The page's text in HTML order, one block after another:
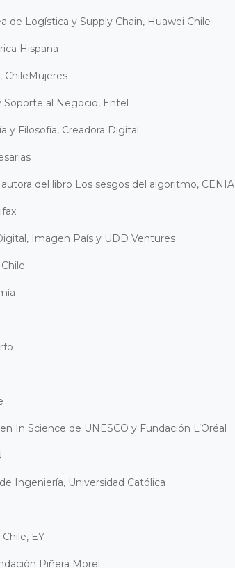
de Logística y Supply Chain, Huawei Chile
Hispana
ChileMujeres
Soporte al Negocio, Entel
y Filosofía, Creadora Digital
del libro Los sesgos del algoritmo, CENIA
Imagen País y UDD Ventures
In Science de UNESCO y Fundación L’Oréal
Ingeniería, Universidad Católica
EY
Piñera Morel